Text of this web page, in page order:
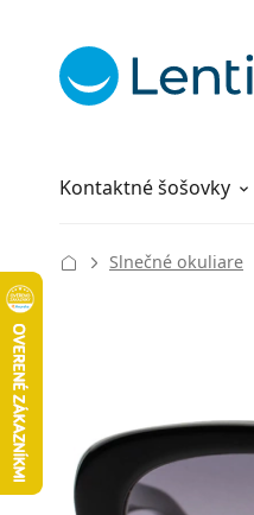
Kontaktné šošovky
Roztoky
Všetko o nákupe
Slnečné okuliare